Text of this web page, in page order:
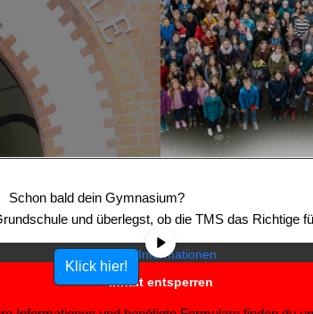
Inhalt zuzugreifen, klicken Sie auf die
Sie, dass dabei Daten an Drittanbieter
werden.
Mehr Informationen
Inhalt entsperren
Schon bald dein Gymnasium?
und überlegst, ob die TMS das Richtige
Klick hier!